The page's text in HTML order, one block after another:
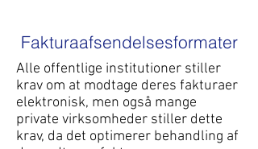
Fakturaafsendelsesformater
Alle offentlige institutioner stiller
krav om at modtage deres fakturaer
elektronisk, men også mange
private virksomheder stiller dette
krav, da det optimerer behandling af